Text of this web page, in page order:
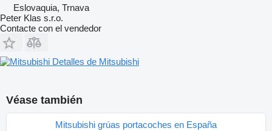
Eslovaquia, Trnava
Peter Klas s.r.o.
Contacte con el vendedor
Detalles de Mitsubishi
Véase también
Mitsubishi grúas portacoches en España